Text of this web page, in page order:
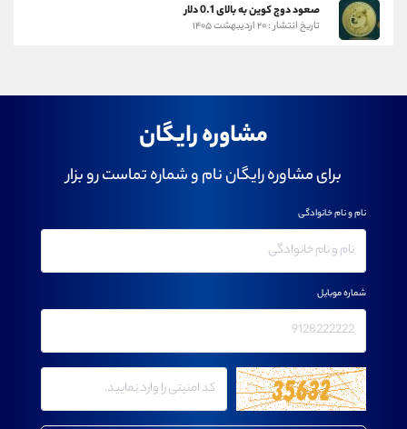
صعود دوج کوین به بالای 0.1 دلار
تاریخ انتشار : ۲۰ اردیبهشت ۱۴۰۵
مشاوره رایگان
برای مشاوره رایگان نام و شماره تماست رو بزار
نام و نام خانوادگی
شماره موبایل